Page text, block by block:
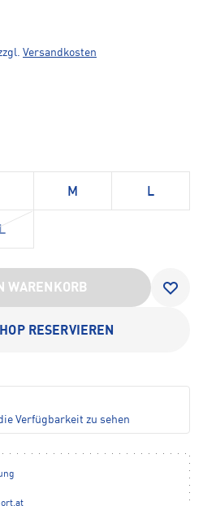
Versandkosten
M L
WARENKORB
RESERVIEREN
Verfügbarkeit zu sehen